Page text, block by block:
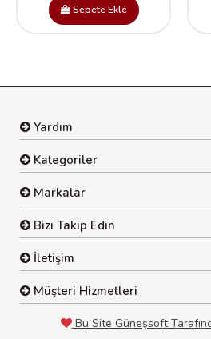
Sepete Ekle
Yardım
Kategoriler
Markalar
Bizi Takip Edin
İletişim
Müşteri Hizmetleri
Bu Site Güneşsoft